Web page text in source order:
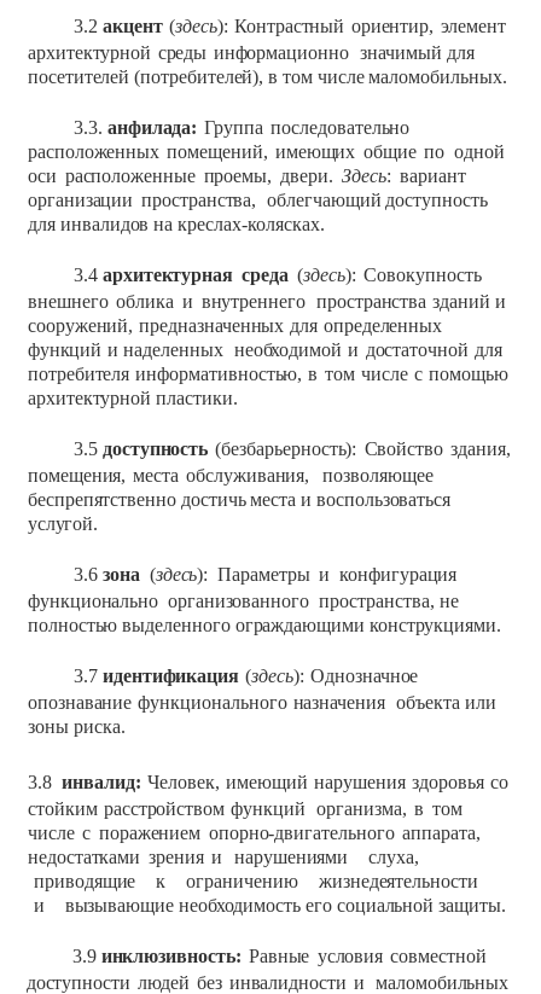
3.2 акцент (здесь): Контрастный ориентир, элемент
архитектурной среды информационно значимый для
посетителей (потребителей), в том числе маломобильных.
3.3. анфилада: Группа последовательно
расположенных помещений, имеющих общие по одной
оси расположенные проемы, двери. Здесь: вариант
организации пространства, облегчающий доступность
для инвалидов на креслах-колясках.
3.4 архитектурная среда (здесь): Совокупность
внешнего облика и внутреннего пространства зданий и
сооружений, предназначенных для определенных
функций и наделенных необходимой и достаточной для
потребителя информативностью, в том числе с помощью
архитектурной пластики.
3.5 доступность (безбарьерность): Свойство здания,
помещения, места обслуживания,
позволяющее
беспрепятственно достичь местаивоспользоваться
услугой.
3.6 зона (здесь): Параметры и конфигурация
функционально организованного пространства, не
полностью выделенного ограждающими конструкциями.
3.7 идентификация (здесь): Однозначное
опознавание функционального назначения объекта или
зоны риска.
3.8 инвалид: Человек, имеющий нарушения здоровья со
стойким расстройством функций организма, в том
числе с поражением опорно-двигательного аппарата,
недостатками зрения и нарушениями
слуха,
приводящие
к ограничению
жизнедеятельности
и
вызывающие необходимость его социальной защиты.
3.9 инклюзивность: Равные условия совместной
доступности людей без инвалидности и маломобильных